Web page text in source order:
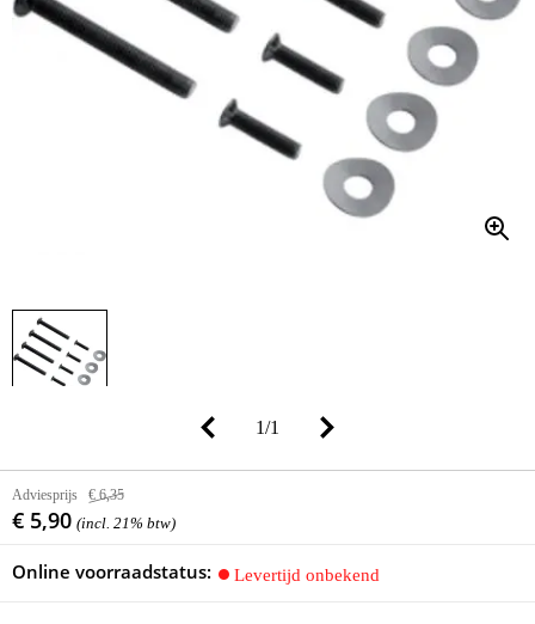
1/1
Adviesprijs € 6,35
€ 5,90 (incl. 21% btw)
Online voorraadstatus: Levertijd onbekend